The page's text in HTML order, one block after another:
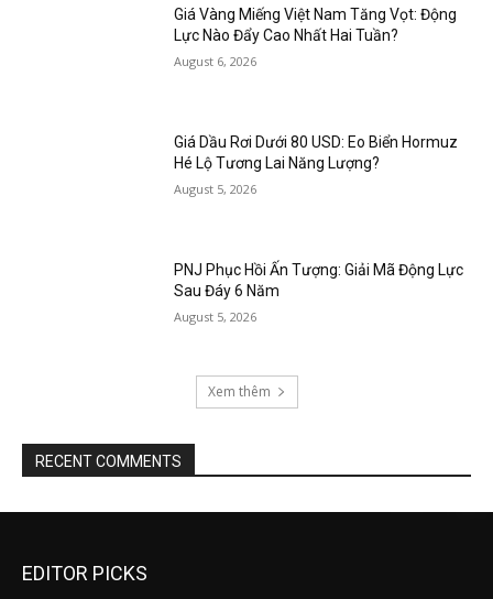
Giá Vàng Miếng Việt Nam Tăng Vọt: Động
Lực Nào Đẩy Cao Nhất Hai Tuần?
August 6, 2026
Giá Dầu Rơi Dưới 80 USD: Eo Biển Hormuz
Hé Lộ Tương Lai Năng Lượng?
August 5, 2026
PNJ Phục Hồi Ấn Tượng: Giải Mã Động Lực
Sau Đáy 6 Năm
August 5, 2026
Xem thêm
RECENT COMMENTS
EDITOR PICKS